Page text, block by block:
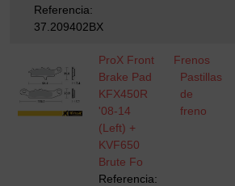
Referencia:
37.209402BX
ProX Front
Brake Pad
KFX450R
'08-14
(Left) +
KVF650
Brute Fo
Referencia:
Frenos
Pastillas
de
freno